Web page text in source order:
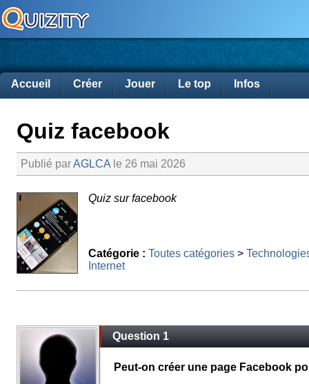
Accueil Créer Jouer Le top Infos
Quiz facebook
Publié parAGLCA le 26 mai 2026
Quiz sur facebook
Catégorie : Toutes catégories >
Internet
Question 1
Peut-on créer une page Facebook